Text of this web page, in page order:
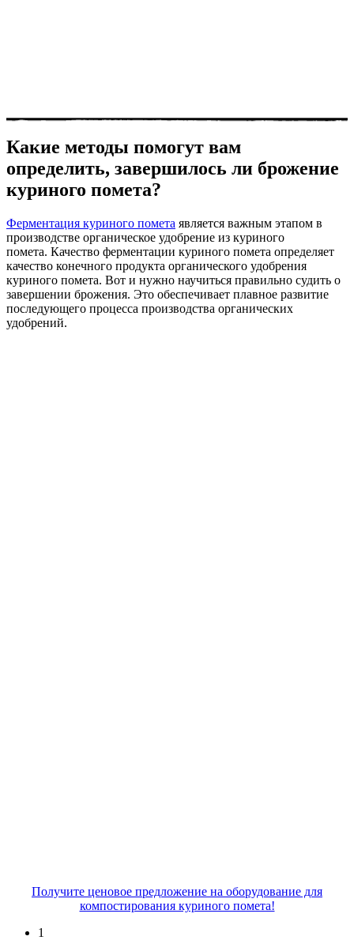
Какие методы помогут вам
определить, завершилось ли брожение
куриного помета?
Ферментация куриного помета является важным этапом в
производстве органическое удобрение из куриного
помета. Качество ферментации куриного помета определяет
качество конечного продукта органического удобрения
куриного помета. Вот и нужно научиться правильно судить о
завершении брожения. Это обеспечивает плавное развитие
последующего процесса производства органических
удобрений.
Получите ценовое предложение на оборудование для
компостирования куриного помета!
1